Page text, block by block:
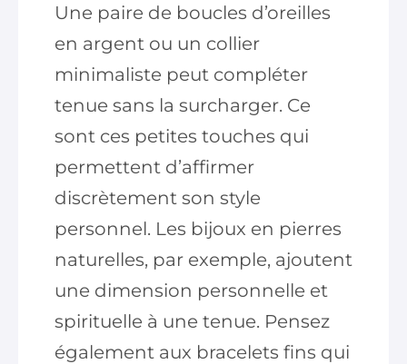
Une paire de boucles d’oreilles
en argent ou un collier
minimaliste peut compléter
tenue sans la surcharger. Ce
sont ces petites touches qui
permettent d’affirmer
discrètement son style
personnel. Les bijoux en pierres
naturelles, par exemple, ajoutent
une dimension personnelle et
spirituelle à une tenue. Pensez
également aux bracelets fins qui